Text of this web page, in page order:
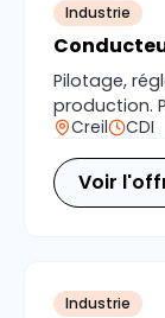
Industrie
Pilotage,
production.
Creil CDI
Voir
Industrie